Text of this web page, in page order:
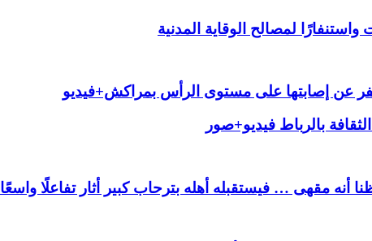
لمصالح الوقاية المدنية
عن إصابتها على مستوى الرأس بمراكش+فيديو
بالرباط فيديو+صور
أنه مقهى … فيستقبله أهله بترحاب كبير أثار تفاعلًا واسعًا